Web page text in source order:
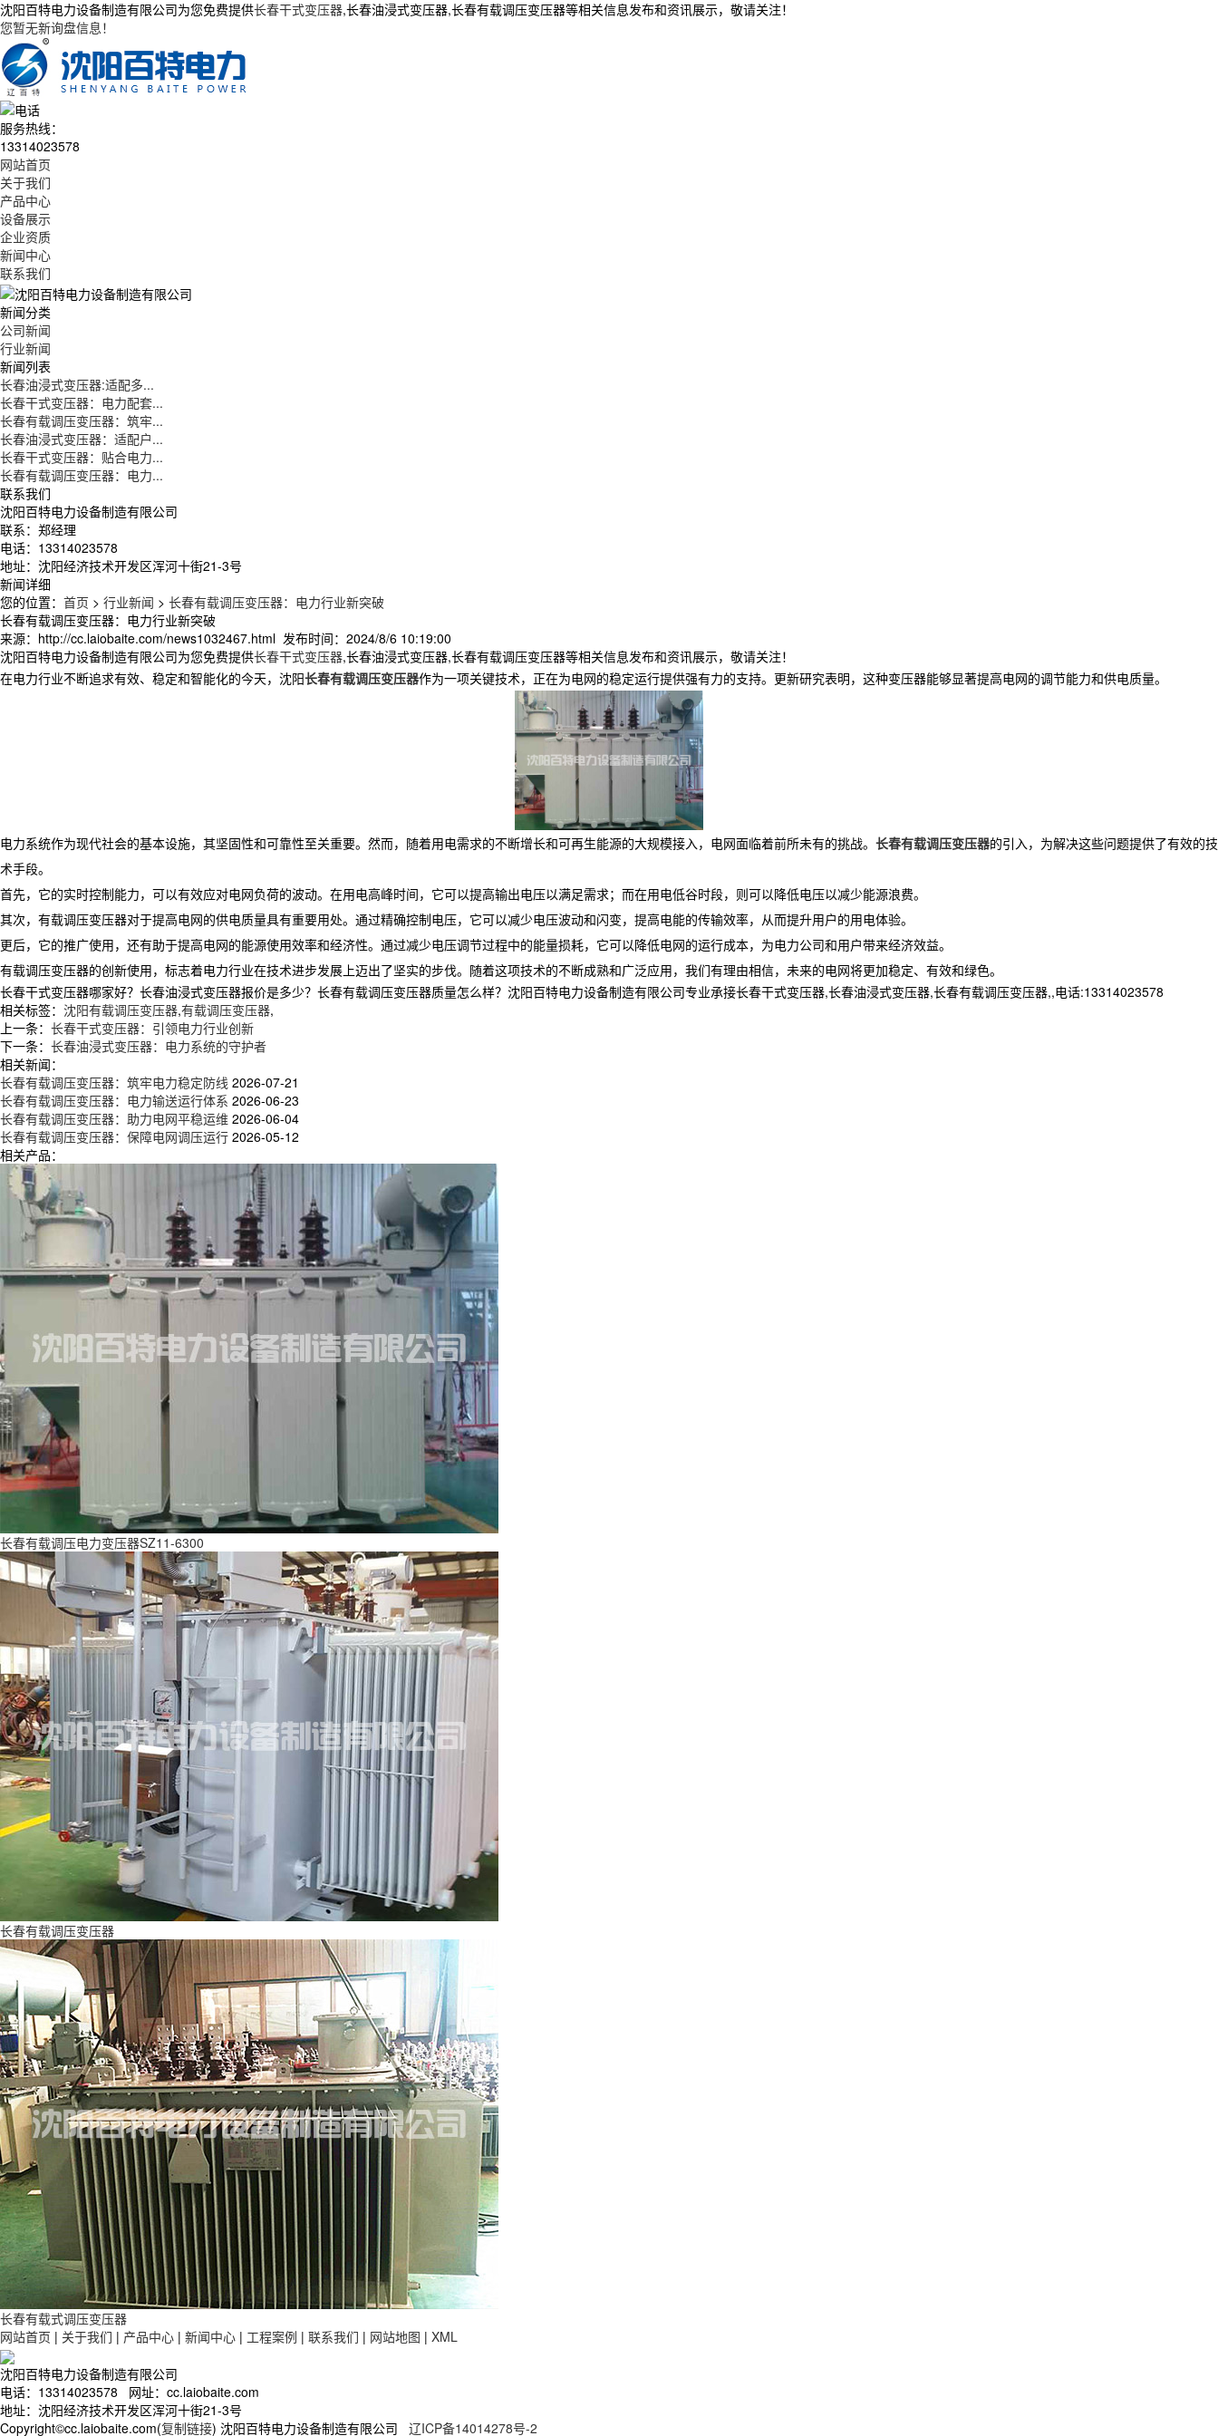
沈阳百特电力设备制造有限公司为您免费提供长春干式变压器,长春油浸式变压器,长春有载调压变压器等相关信息发布和资讯展示，敬请关注！
您暂无新询盘信息！
服务热线：
13314023578
网站首页
关于我们
产品中心
设备展示
企业资质
新闻中心
联系我们
新闻分类
公司新闻
行业新闻
新闻列表
长春油浸式变压器:适配多...
长春干式变压器：电力配套...
长春有载调压变压器：筑牢...
长春油浸式变压器：适配户...
长春干式变压器：贴合电力...
长春有载调压变压器：电力...
联系我们
沈阳百特电力设备制造有限公司
联系：郑经理
电话：13314023578
地址：沈阳经济技术开发区浑河十街21-3号
新闻详细
您的位置： 首页 > 行业新闻 > 长春有载调压变压器：电力行业新突破
长春有载调压变压器：电力行业新突破
来源：http://cc.laiobaite.com/news1032467.html 发布时间：2024/8/6 10:19:00
沈阳百特电力设备制造有限公司为您免费提供长春干式变压器,长春油浸式变压器,长春有载调压变压器等相关信息发布和资讯展示，敬请关注！
在电力行业不断追求有效、稳定和智能化的今天，沈阳长春有载调压变压器作为一项关键技术，正在为电网的稳定运行提供强有力的支持。更新研究表明，这种变压器能够显著提高电网的调节能力和供电质量。
电力系统作为现代社会的基本设施，其坚固性和可靠性至关重要。然而，随着用电需求的不断增长和可再生能源的大规模接入，电网面临着前所未有的挑战。 长春有载调压变压器的引入，为解决这些问题提供了有效的技
术手段。
首先，它的实时控制能力，可以有效应对电网负荷的波动。在用电高峰时间，它可以提高输出电压以满足需求；而在用电低谷时段，则可以降低电压以减少能源浪费。
其次，有载调压变压器对于提高电网的供电质量具有重要用处。通过精确控制电压，它可以减少电压波动和闪变，提高电能的传输效率，从而提升用户的用电体验。
更后，它的推广使用，还有助于提高电网的能源使用效率和经济性。通过减少电压调节过程中的能量损耗，它可以降低电网的运行成本，为电力公司和用户带来经济效益。
有载调压变压器的创新使用，标志着电力行业在技术进步发展上迈出了坚实的步伐。随着这项技术的不断成熟和广泛应用，我们有理由相信，未来的电网将更加稳定、有效和绿色。
长春干式变压器哪家好？长春油浸式变压器报价是多少？长春有载调压变压器质量怎么样？沈阳百特电力设备制造有限公司专业承接长春干式变压器,长春油浸式变压器,长春有载调压变压器,,电话:13314023578
相关标签： 沈阳有载调压变压器,有载调压变压器,
上一条： 长春干式变压器：引领电力行业创新
下一条： 长春油浸式变压器：电力系统的守护者
相关新闻：
长春有载调压变压器：筑牢电力稳定防线 2026-07-21
长春有载调压变压器：电力输送运行体系 2026-06-23
长春有载调压变压器：助力电网平稳运维 2026-06-04
长春有载调压变压器：保障电网调压运行 2026-05-12
相关产品：
长春有载调压电力变压器SZ11-6300
长春有载调压变压器
长春有载式调压变压器
网站首页 | 关于我们 | 产品中心 | 新闻中心 | 工程案例 | 联系我们 | 网站地图 | XML
沈阳百特电力设备制造有限公司
电话：13314023578 网址：cc.laiobaite.com
地址：沈阳经济技术开发区浑河十街21-3号
Copyright©cc.laiobaite.com(复制链接) 沈阳百特电力设备制造有限公司 辽ICP备14014278号-2